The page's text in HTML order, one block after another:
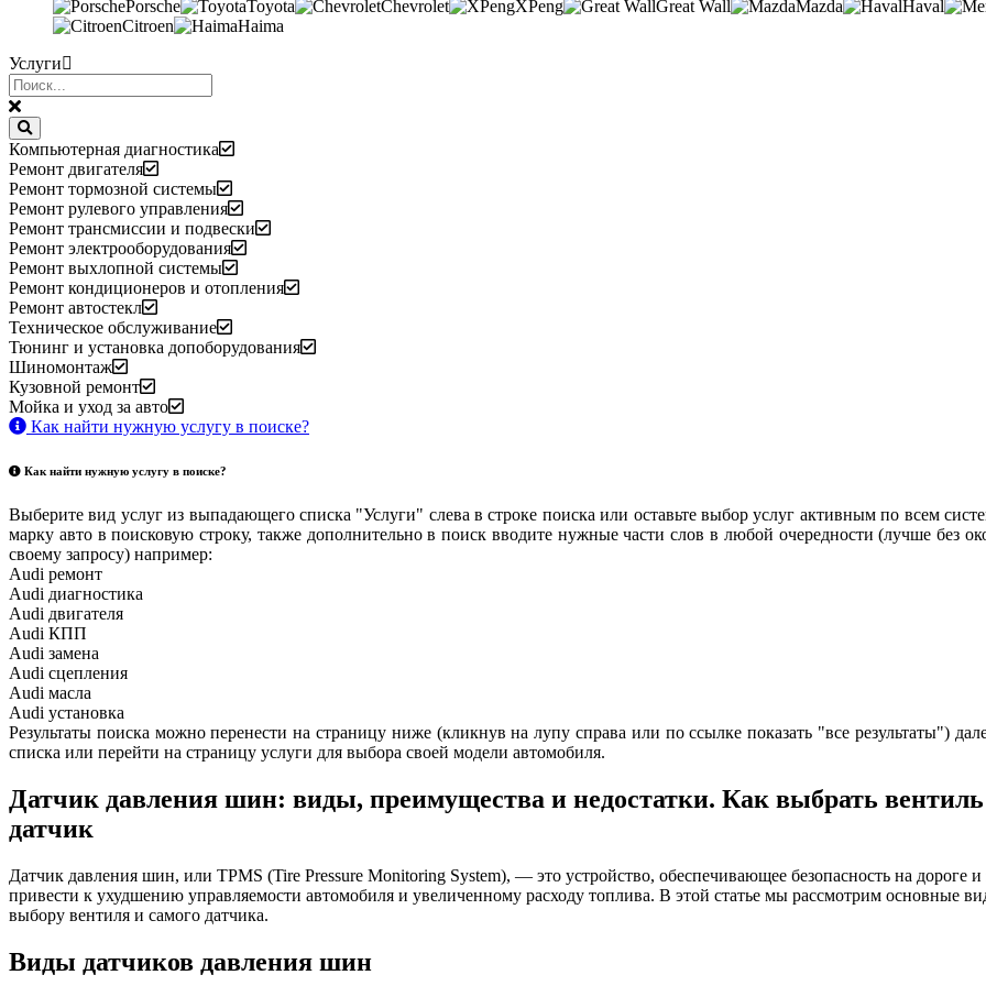
Porsche
Toyota Chevrolet XPeng Great Wall Mazda Haval
Citroen
Haima
Услуги
Компьютерная диагностика
Ремонт двигателя
Ремонт тормозной системы
Ремонт рулевого управления
Ремонт трансмиссии и подвески
Ремонт электрооборудования
Ремонт выхлопной системы
Ремонт кондиционеров и отопления
Ремонт автостекл
Техническое обслуживание
Тюнинг и установка допоборудования
Шиномонтаж
Кузовной ремонт
Мойка и уход за авто
Как найти нужную услугу в поиске?
Как найти нужную услугу в поиске?
Выберите вид услуг из выпадающего списка "Услуги" слева в строке поиска или оставьте выбор услуг активным по всем
марку авто в поисковую строку, также дополнительно в поиск вводите нужные части слов в любой очередности (лучше без
своему запросу) например:
Audi ремонт
Audi диагностика
Audi двигателя
Audi КПП
Audi замена
Audi сцепления
Audi масла
Audi установка
Результаты поиска можно перенести на страницу ниже (кликнув на лупу справа или по ссылке показать "все результаты")
списка или перейти на страницу услуги для выбора своей модели автомобиля.
Датчик давления шин: виды, преимущества и недостатки. Как выбрать
датчик
Датчик давления шин, или TPMS (Tire Pressure Monitoring System), — это устройство, обеспечивающее безопасность на
привести к ухудшению управляемости автомобиля и увеличенному расходу топлива. В этой статье мы рассмотрим основные
выбору вентиля и самого датчика.
Виды датчиков давления шин